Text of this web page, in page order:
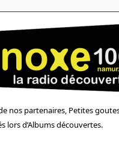
nos partenaires, Petites
lors d’Albums découvertes.